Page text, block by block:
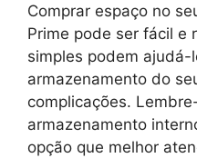
Comprar espaço no
Prime pode ser fácil e
simples podem ajudá-
armazenamento do
complicações.
armazenamento
opção que melhor